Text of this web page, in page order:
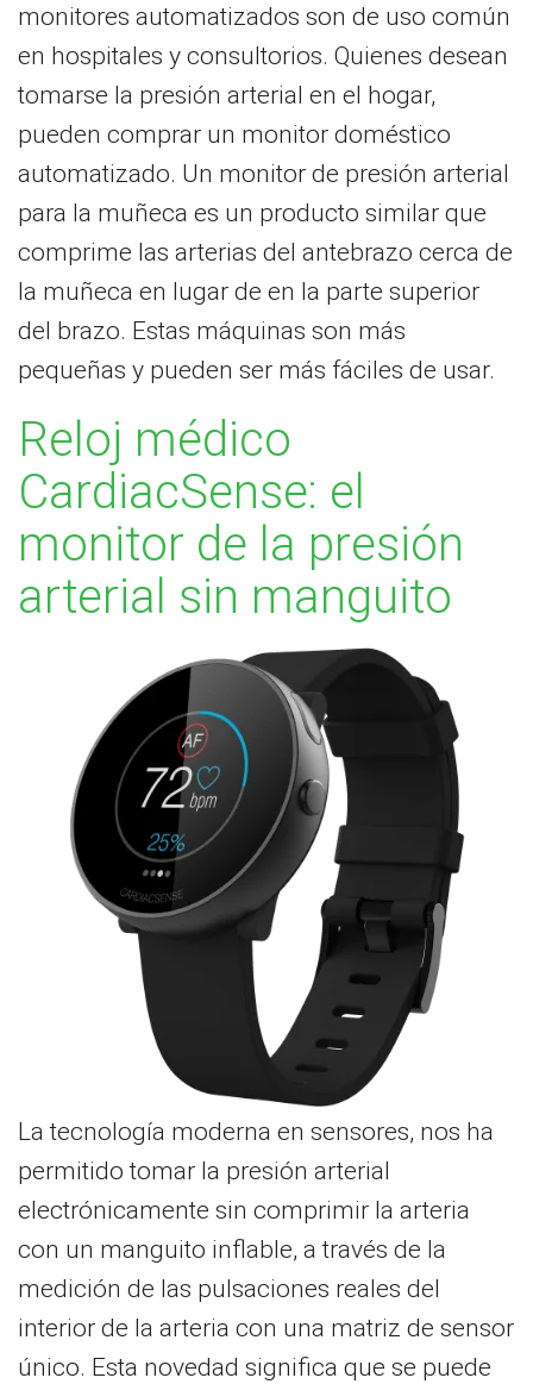
monitores automatizados son de uso común
en hospitales y consultorios. Quienes desean
tomarse la presión arterial en el hogar,
pueden comprar un monitor doméstico
automatizado. Un monitor de presión arterial
para la muñeca es un producto similar que
comprime las arterias del antebrazo cerca de
la muñeca en lugar de en la parte superior
del brazo. Estas máquinas son más
pequeñas y pueden ser más fáciles de usar.
Reloj médico
CardiacSense: el
monitor de la presión
arterial sin manguito
La tecnología moderna en sensores, nos ha
permitido tomar la presión arterial
electrónicamente sin comprimir la arteria
con un manguito inflable, a través de la
medición de las pulsaciones reales del
interior de la arteria con una matriz de sensor
único. Esta novedad significa que se puede